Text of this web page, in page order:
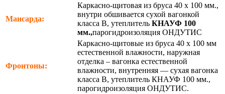
Мансарда:
Каркасно-щитовая из бруса 40 х 100 мм.,
внутри обшивается сухой вагонкой
класса В, утеплитель КНАУФ 100
мм.,парогидроизоляция ОНДУТИС
Фронтоны:
Каркасно-щитовые из бруса 40 х 100 мм
естественной влажности, наружная
отделка – вагонка естественной
влажности, внутренняя — сухая вагонка
класса В, утеплитель КНАУФ 100 мм.,
парогидроизоляция ОНДУТИС.